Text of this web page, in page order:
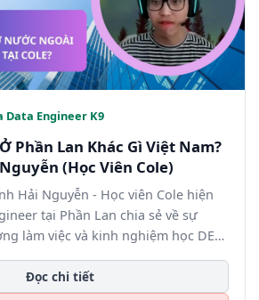
Data Engineer K9
Phần Lan Khác Gì Việt Nam?
(Học Viên Cole)
Hải Nguyễn - Học viên Cole hiện
tại Phần Lan chia sẻ về sự
làm việc và kinh nghiệm học DE
Đọc chi tiết